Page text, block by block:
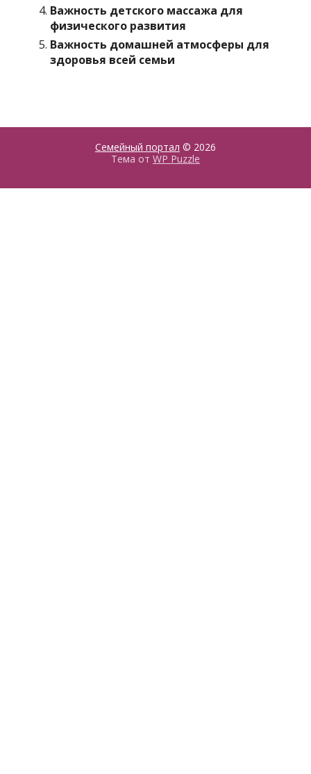
Важность детского массажа для
физического развития
Важность домашней атмосферы для
здоровья всей семьи
Семейный портал © 2026
Тема от WP Puzzle